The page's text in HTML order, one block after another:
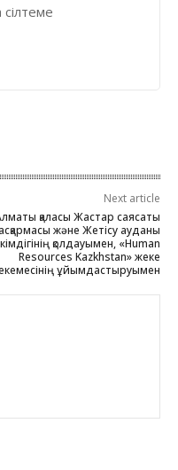
Next article
қаласы Жастар саясаты
және Жетісу ауданы
қолдауымен, «Human
Resources Kazkhstan» жеке
ұйымдастыруымен